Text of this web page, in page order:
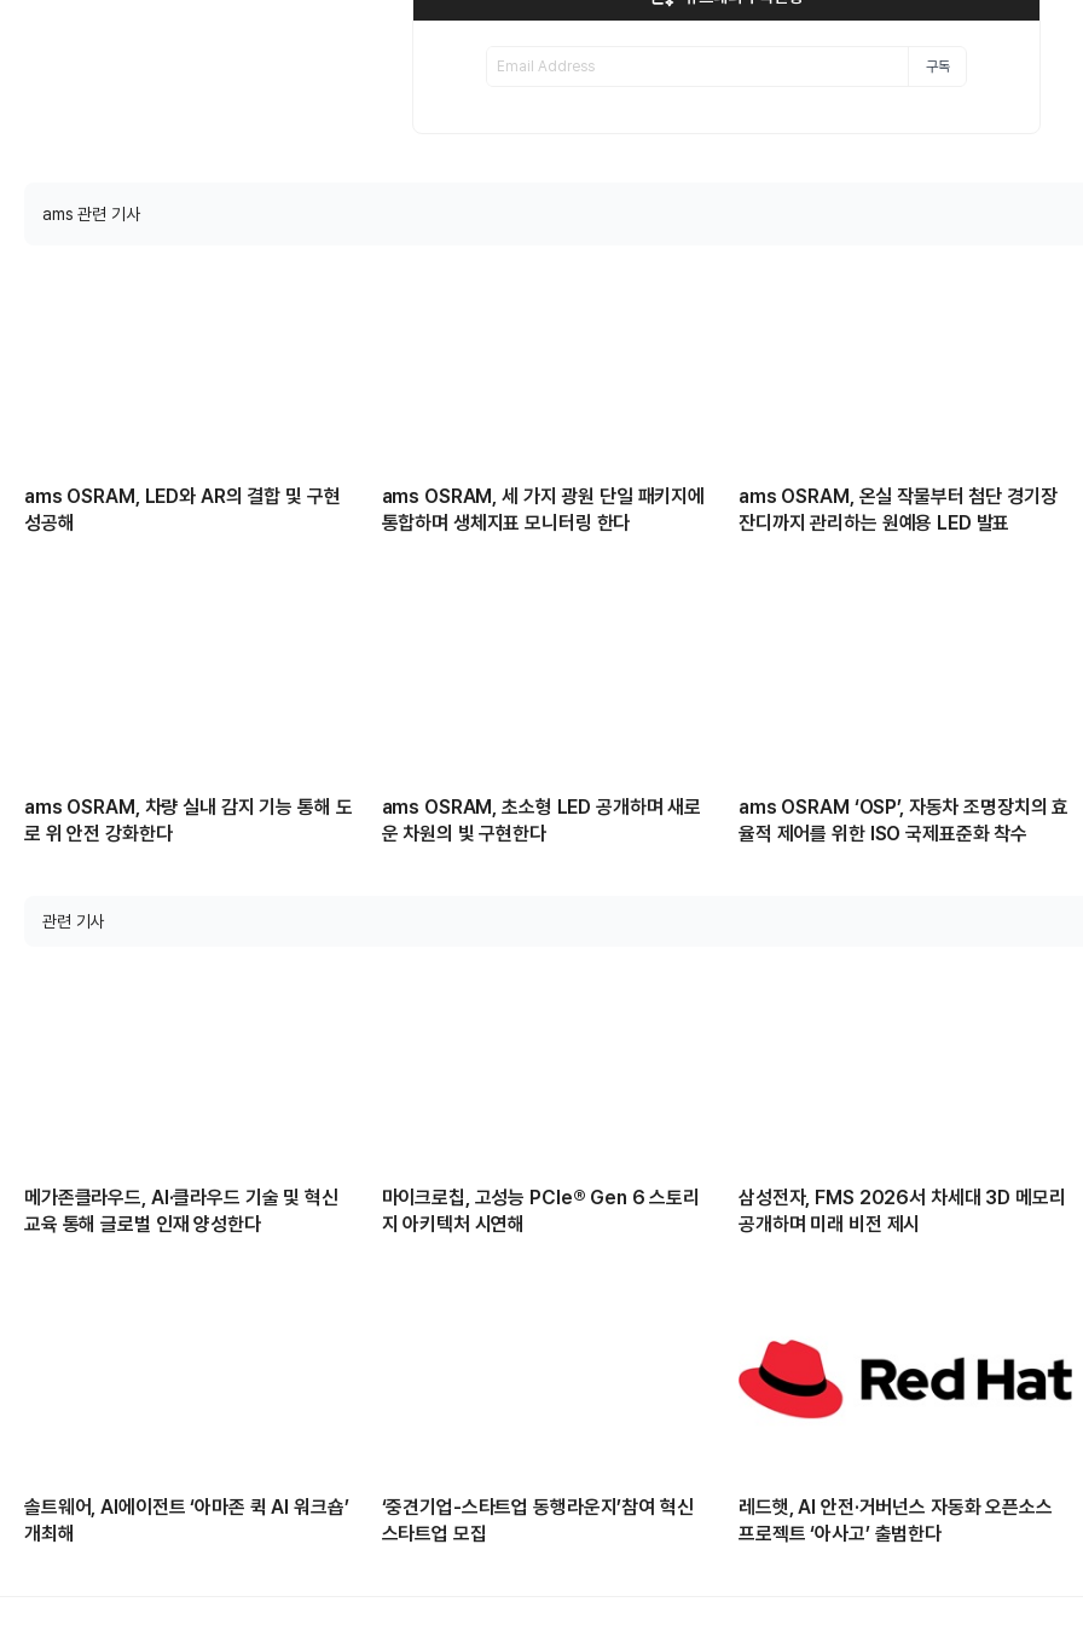
구독
ams 관련 기사
ams OSRAM, LED와 AR의 결합 및 구현
성공해
ams OSRAM, 세 가지 광원 단일 패키지에
통합하며 생체지표 모니터링 한다
ams OSRAM, 온실 작물부터 첨단 경기장
잔디까지 관리하는 원예용 LED 발표
ams OSRAM, 차량 실내 감지 기능 통해 도
로 위 안전 강화한다
ams OSRAM, 초소형 LED 공개하며 새로
운 차원의 빛 구현한다
ams OSRAM ‘OSP’, 자동차 조명장치의 효
율적 제어를 위한 ISO 국제표준화 착수
관련 기사
메가존클라우드, AI·클라우드 기술 및 혁신
교육 통해 글로벌 인재 양성한다
마이크로칩, 고성능 PCIe® Gen 6 스토리
지 아키텍처 시연해
삼성전자, FMS 2026서 차세대 3D 메모리
공개하며 미래 비전 제시
솔트웨어, AI에이전트 ‘아마존 퀵 AI 워크숍’
개최해
‘중견기업-스타트업 동행라운지’참여 혁신
스타트업 모집
레드햇, AI 안전·거버넌스 자동화 오픈소스
프로젝트 ‘아사고’ 출범한다